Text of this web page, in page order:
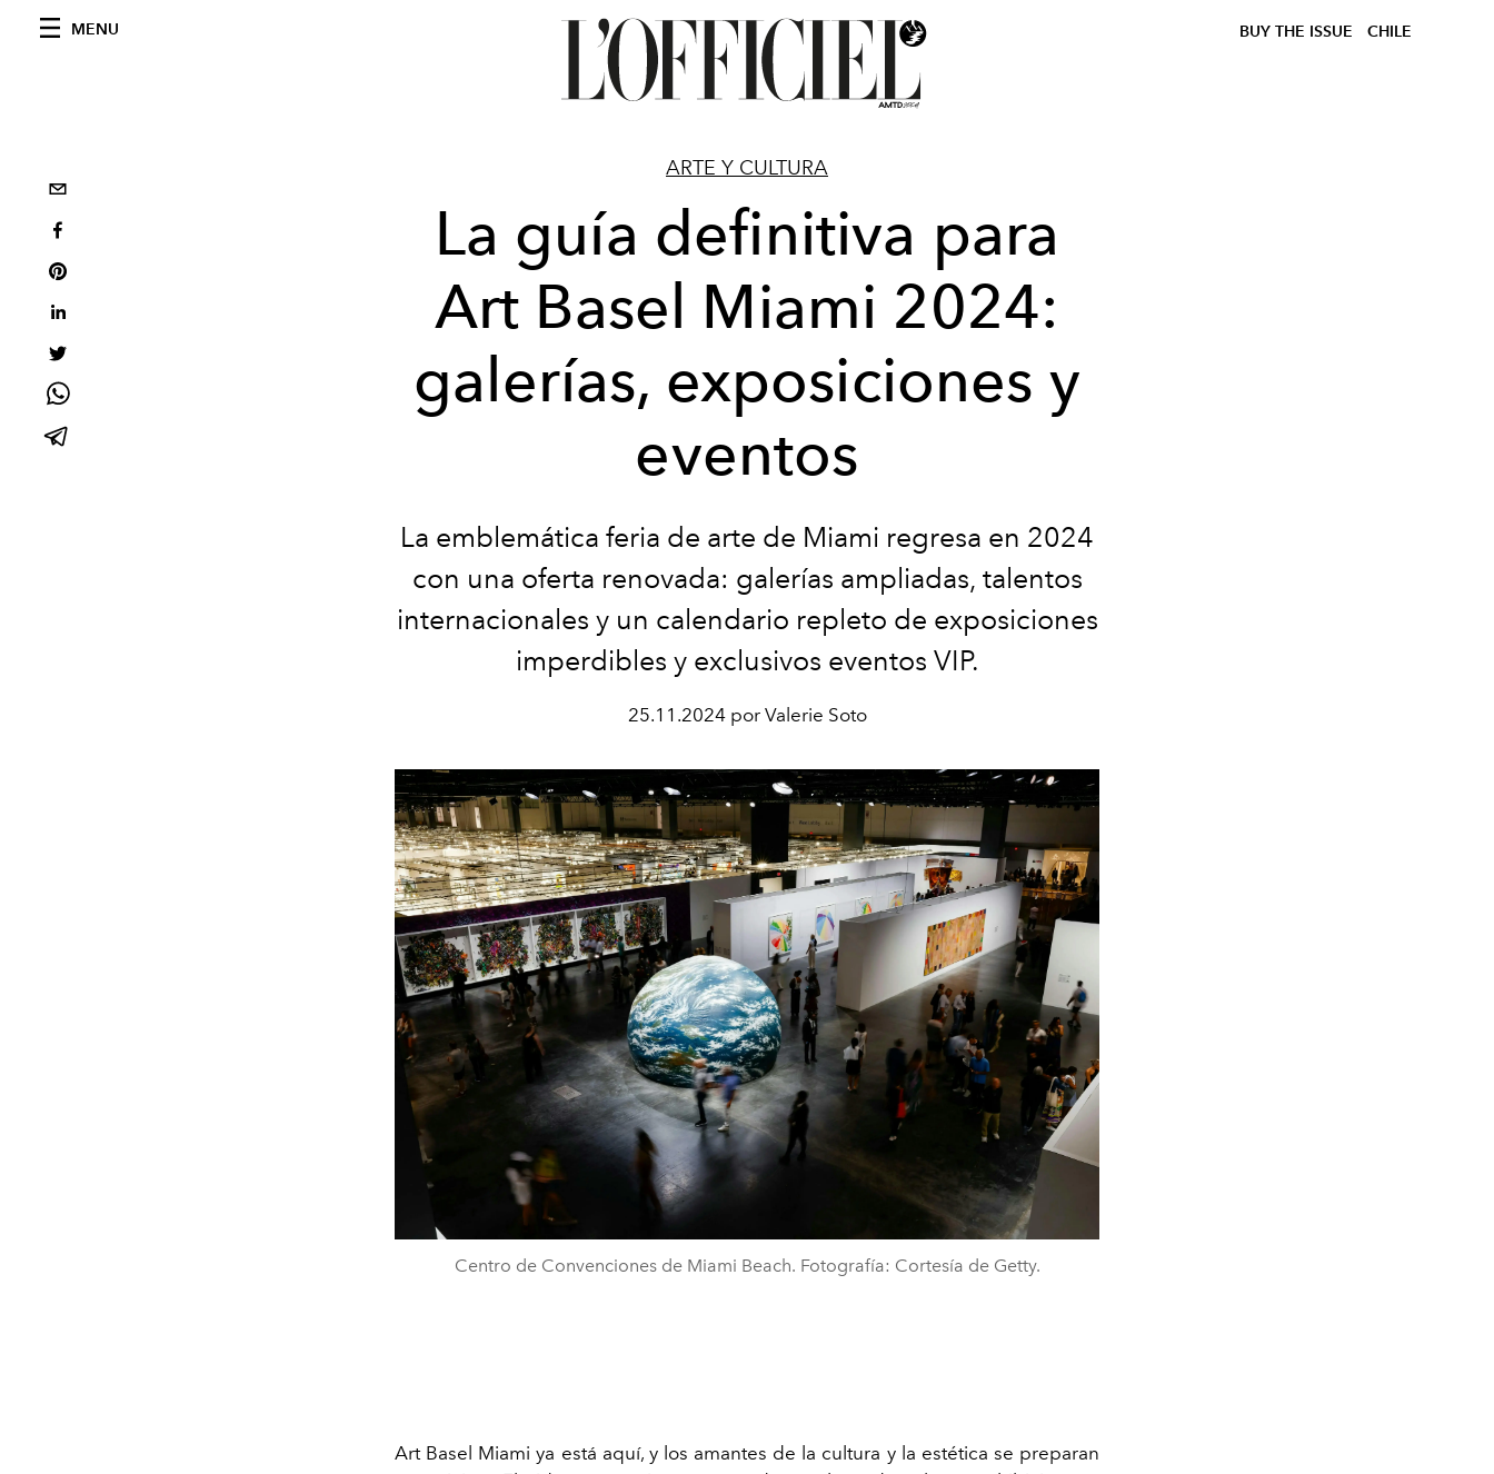
MENU BUY THE ISSUE CHILE
ARTE Y CULTURA
La guía definitiva para
Art Basel Miami 2024:
galerías, exposiciones y
eventos
La emblemática feria de arte de Miami regresa en 2024
con una oferta renovada: galerías ampliadas, talentos
internacionales y un calendario repleto de exposiciones
imperdibles y exclusivos eventos VIP.
25.11.2024 por Valerie Soto
Centro de Convenciones de Miami Beach. Fotografía: Cortesía de Getty.
Art Basel Miami ya está aquí, y los amantes de la cultura y la estética se preparan